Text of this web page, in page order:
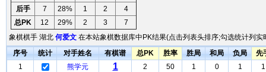
后手
7 28% 1 2
4
总PK
12 29% 2 3
7
象棋棋手 湖北 何爱文 在本站象棋数据库中PK结果(点击列表头排序;勾选统计列
序号
统计 对手姓名 有棋谱 总PK 胜率 胜局 和局 负局
先
1
熊学元 1 2 50 1 0 1
1